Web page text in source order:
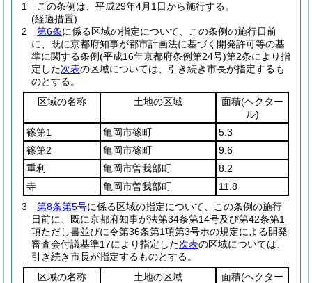
1
この条例は、平成29年4月1日から施行する。
(経過措置)
2
第6条に係る区域の指定について、この条例の施行日前
に、既に京都府知事が都市計画法に基づく開発許可等の基
準に関する条例(平成16年京都府条例第24号)第2条により指
定した次表の区域については、引き続き市長が指定するも
のとする。
区域の名称
土地の区域 面積(ヘクター
ル)
篠第1
亀岡市篠町
5.3
篠第2
亀岡市篠町
9.6
重利
亀岡市曽我部町
8.2
寺
亀岡市曽我部町
11.8
3
第8条第5号に係る区域の指定について、この条例の施行
日前に、既に京都府知事が法第34条第14号及び第42条第1
項ただし書並びに令第36条第1項第3号ホの規定による開発
審査会付議基準17により指定した次表の区域については、
引き続き市長が指定するものとする。
区域の名称
土地の区域 面積(ヘクター